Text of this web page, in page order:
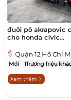
đuôi pô akrapovic
cho honda civic...
Quận 12,Hồ Chí
Mới Thương hiệu khác
Xem thêm